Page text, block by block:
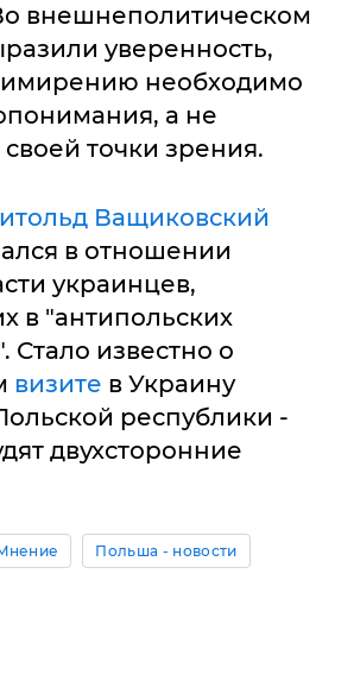
внешнеполитическом
уверенность,
необходимо
а не
точки зрения.
Ващиковский
в отношении
украинцев,
в "антипольских
Стало известно о
визите в Украину
республики -
двухсторонние
Польша - новости